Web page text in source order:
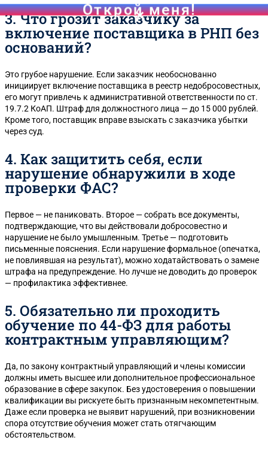
3. Что грозит заказчику за
включение поставщика в РНП без
оснований?
Это грубое нарушение. Если заказчик необоснованно
инициирует включение поставщика в реестр недобросовестных,
его могут привлечь к административной ответственности по ст.
19.7.2 КоАП. Штраф для должностного лица — до 15 000 рублей.
Кроме того, поставщик вправе взыскать с заказчика убытки
через суд.
4. Как защитить себя, если
нарушение обнаружили в ходе
проверки ФАС?
Первое — не паниковать. Второе — собрать все документы,
подтверждающие, что вы действовали добросовестно и
нарушение не было умышленным. Третье — подготовить
письменные пояснения. Если нарушение формальное (опечатка,
не повлиявшая на результат), можно ходатайствовать о замене
штрафа на предупреждение. Но лучше не доводить до проверок
— профилактика эффективнее.
5. Обязательно ли проходить
обучение по 44-ФЗ для работы
контрактным управляющим?
Да, по закону контрактный управляющий и члены комиссии
должны иметь высшее или дополнительное профессиональное
образование в сфере закупок. Без удостоверения о повышении
квалификации вы рискуете быть признанным некомпетентным.
Даже если проверка не выявит нарушений, при возникновении
спора отсутствие обучения может стать отягчающим
обстоятельством.
Открой меня!